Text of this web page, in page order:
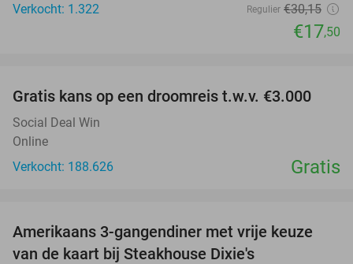
Verkocht: 1.322
Regulier €30,15
€17,50
Gratis kans op een droomreis t.w.v. €3.000
Social Deal Win
Online
Verkocht: 188.626
Gratis
15%
Amerikaans 3-gangendiner met vrije keuze
van de kaart bij Steakhouse Dixie's